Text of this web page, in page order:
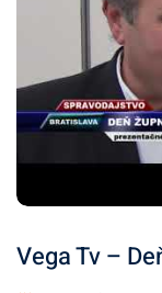
Vega Tv –